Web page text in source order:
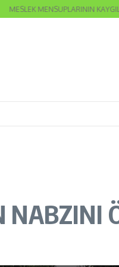
MENSUPLARININ KAYGILI
NABZINI